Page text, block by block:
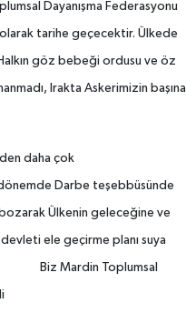
Dayanışma Federasyonu
tarihe geçecektir. Ülkede
göz bebeği ordusu ve öz
Irakta Askerimizin başına
daha çok
Darbe teşebbüsünde
bozarak Ülkenin geleceğine ve
devleti ele geçirme planı suya
Biz Mardin Toplumsal